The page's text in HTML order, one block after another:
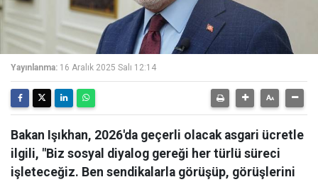
Yayınlanma: 16 Aralık 2025 Salı 12:14
Bakan Işıkhan, 2026'da geçerli olacak asgari ücretle
ilgili, "Biz sosyal diyalog gereği her türlü süreci
işleteceğiz. Ben sendikalarla görüşüp, görüşlerini